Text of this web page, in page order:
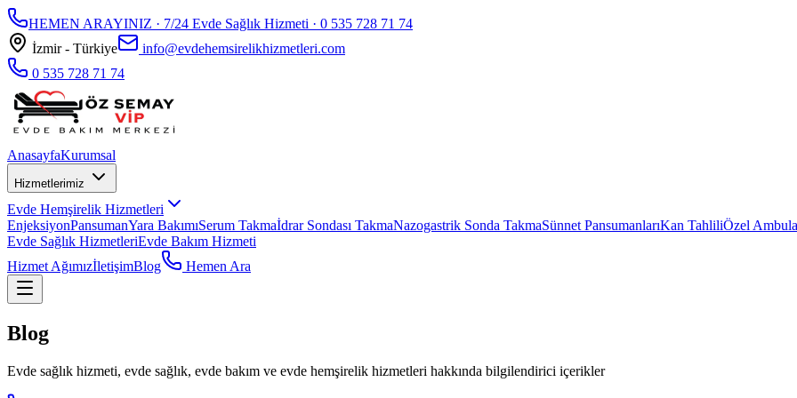
HEMEN ARAYINIZ · 7/24 Evde Sağlık Hizmeti · 0 535 728 71 74
İzmir - Türkiye
info@evdehemsirelikhizmetleri.com
0 535 728 71 74
AnasayfaKurumsal
Hizmetlerimiz
Evde Hemşirelik Hizmetleri
EnjeksiyonPansumanYara BakımıSerum Takmaİdrar Sondası TakmaNazogastrik Sonda TakmaSünnet PansumanlarıKan TahliliÖzel
Evde Sağlık HizmetleriEvde Bakım Hizmeti
Hizmet AğımızİletişimBlog Hemen Ara
Blog
Evde sağlık hizmeti, evde sağlık, evde bakım ve evde hemşirelik hizmetleri hakkında bilgilendirici içerikler